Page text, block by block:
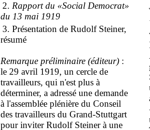
2. Rapport du «Social Democrat»
du 13 mai 1919
3. Présentation de Rudolf Steiner,
résumé
Remarquepréliminaire (éditeur):
le 29 avril 1919, un cercle de
travailleurs, qui n'est plus à
déterminer, a adressé une demande
à l'assemblée plénière du Conseil
des travailleurs du Grand-Stuttgart
pourinviterRudolf Steiner à une